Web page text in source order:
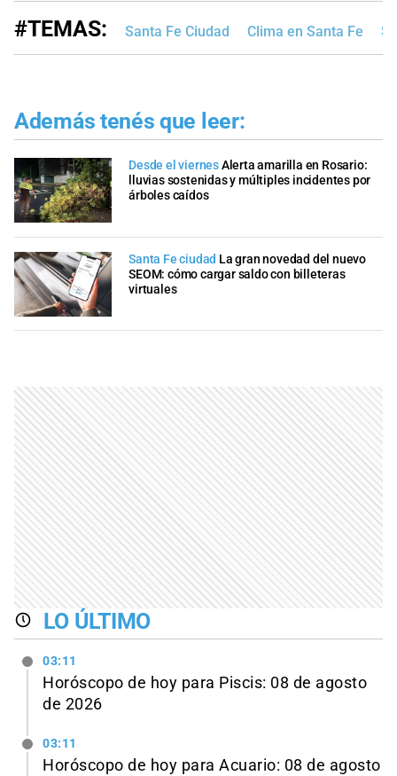
#TEMAS: Santa Fe Ciudad Clima en Santa Fe
Además tenés que leer:
Desde el viernesAlerta amarilla en Rosario:
lluvias sostenidas y múltiples incidentes por
árboles caídos
Santa Fe ciudad La gran novedad del nuevo
SEOM: cómo cargar saldo con billeteras
virtuales
LO ÚLTIMO
03:11
Horóscopo de hoy para Piscis: 08 de agosto
de 2026
03:11
Horóscopo de hoy para Acuario: 08 de agosto